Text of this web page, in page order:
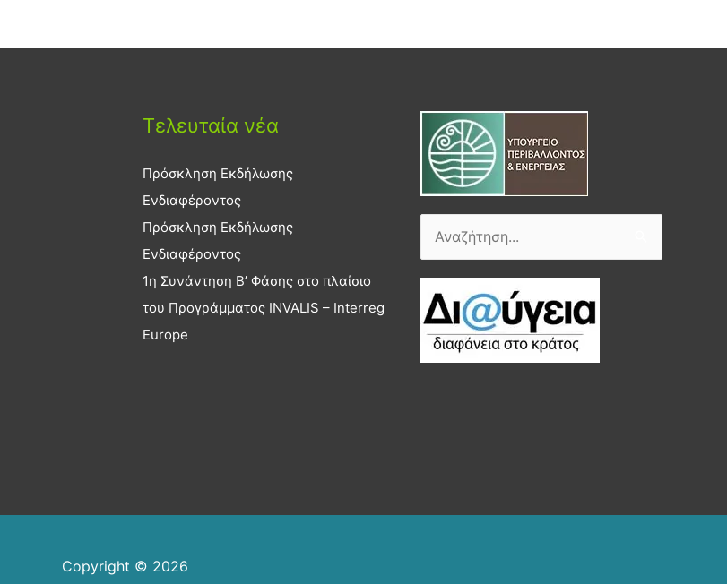
Τελευταία νέα
Πρόσκληση Εκδήλωσης
Ενδιαφέροντος
Πρόσκληση Εκδήλωσης
Ενδιαφέροντος
1η Συνάντηση Β’ Φάσης στο πλαίσιο
του Προγράμματος INVALIS – Interreg
Europe
Αναζήτηση
Copyright © 2026